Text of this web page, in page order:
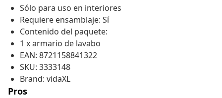
Sólo para uso en interiores
Requiere ensamblaje: Sí
Contenido del paquete:
1 x armario de lavabo
EAN: 8721158841322
SKU: 3333148
Brand: vidaXL
Pros